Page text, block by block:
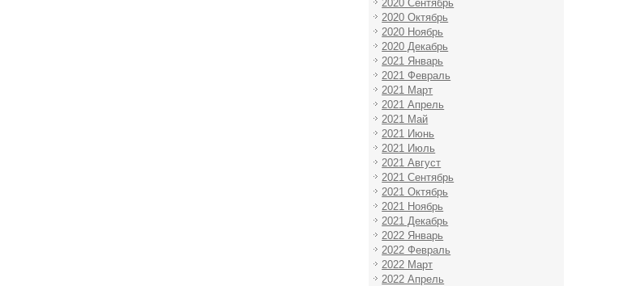
2020 Сентябрь
2020 Октябрь
2020 Ноябрь
2020 Декабрь
2021 Январь
2021 Февраль
2021 Март
2021 Апрель
2021 Май
2021 Июнь
2021 Июль
2021 Август
2021 Сентябрь
2021 Октябрь
2021 Ноябрь
2021 Декабрь
2022 Январь
2022 Февраль
2022 Март
2022 Апрель